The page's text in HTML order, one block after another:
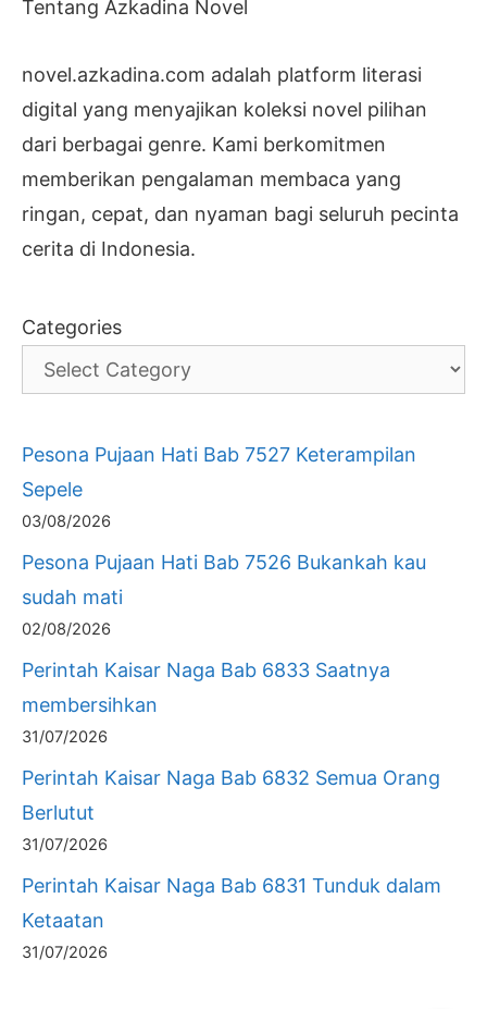
Tentang Azkadina Novel
novel.azkadina.com adalah platform literasi
digital yang menyajikan koleksi novel pilihan
dari berbagai genre. Kami berkomitmen
memberikan pengalaman membaca yang
ringan, cepat, dan nyaman bagi seluruh pecinta
cerita di Indonesia.
Categories
Pesona Pujaan Hati Bab 7527 Keterampilan
Sepele
03/08/2026
Pesona Pujaan Hati Bab 7526 Bukankah kau
sudah mati
02/08/2026
Perintah Kaisar Naga Bab 6833 Saatnya
membersihkan
31/07/2026
Perintah Kaisar Naga Bab 6832 Semua Orang
Berlutut
31/07/2026
Perintah Kaisar Naga Bab 6831 Tunduk dalam
Ketaatan
31/07/2026